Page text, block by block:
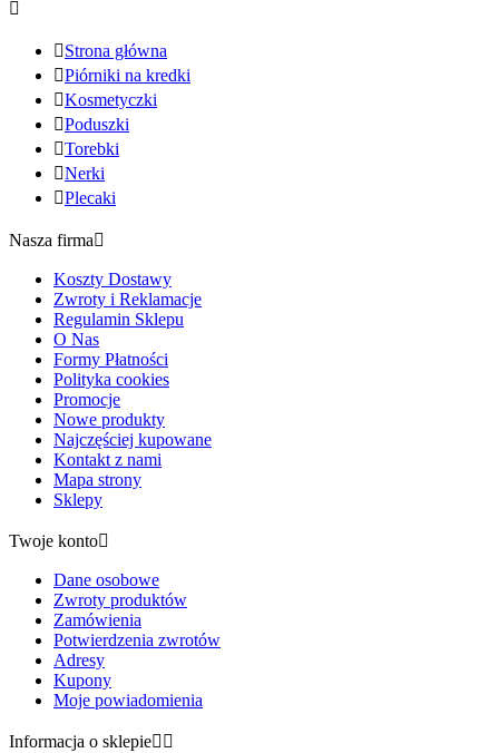

Strona główna
Piórniki na kredki
Kosmetyczki
Poduszki
Torebki
Nerki
Plecaki
Nasza firma
Koszty Dostawy
Zwroty i Reklamacje
Regulamin Sklepu
O Nas
Formy Płatności
Polityka cookies
Promocje
Nowe produkty
Najczęściej kupowane
Kontakt z nami
Mapa strony
Sklepy
Twoje konto
Dane osobowe
Zwroty produktów
Zamówienia
Potwierdzenia zwrotów
Adresy
Kupony
Moje powiadomienia
Informacja o sklepie 